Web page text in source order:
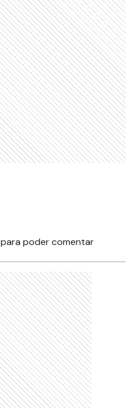
para poder comentar